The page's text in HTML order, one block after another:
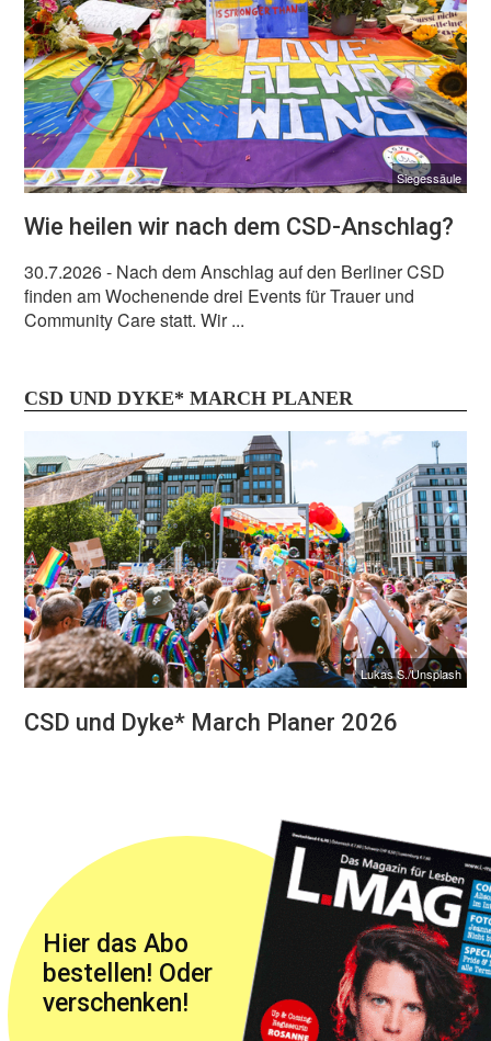
Siegessäule
Wie heilen wir nach dem CSD-Anschlag?
30.7.2026- Nach dem Anschlag auf den Berliner CSD
finden am Wochenende drei Events für Trauer und
Community Care statt. Wir ...
CSD UND DYKE* MARCH PLANER
Lukas S./Unsplash
CSD und Dyke* March Planer 2026
Hier das Abo
bestellen! Oder
verschenken!